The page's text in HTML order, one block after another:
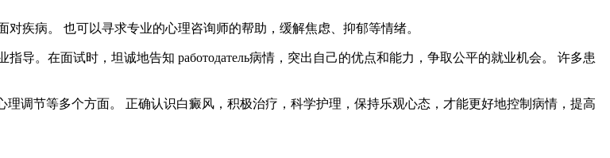
疾病。 也可以寻求专业的心理咨询师的帮助，缓解焦虑、抑郁等情绪。
导。在面试时，坦诚地告知 работодатель病情，突出自己的优点和能力，争取公平的就业机会。 许多患
调节等多个方面。 正确认识白癜风，积极治疗，科学护理，保持乐观心态，才能更好地控制病情，提高